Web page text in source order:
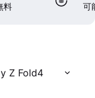
料
可
Z Fold4